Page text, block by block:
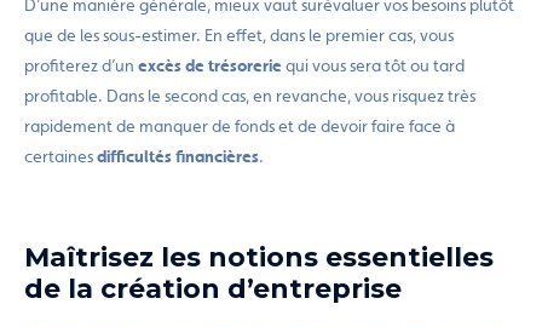
D’une manière générale, mieux vaut surévaluer vos besoins plutôt
que de les sous-estimer. En effet, dans le premier cas, vous
profiterez d’un excès de trésorerie qui vous sera tôt ou tard
profitable. Dans le second cas, en revanche, vous risquez très
rapidement de manquer de fonds et de devoir faire face à
certainesdifficultés financières.
Maîtrisez les notions essentielles
de la création d’entreprise